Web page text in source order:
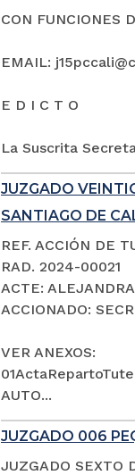
CON FUNCIONES
EMAIL:
E D I C T O
La Suscrita
JUZGADO
SANTIAGO DE
REF. ACCIÓN DE
RAD. 2024-00021
ACTE:
ACCIONADO:
VER ANEXOS:
AUTO...
JUZGADO 006
JUZGADO SEXTO